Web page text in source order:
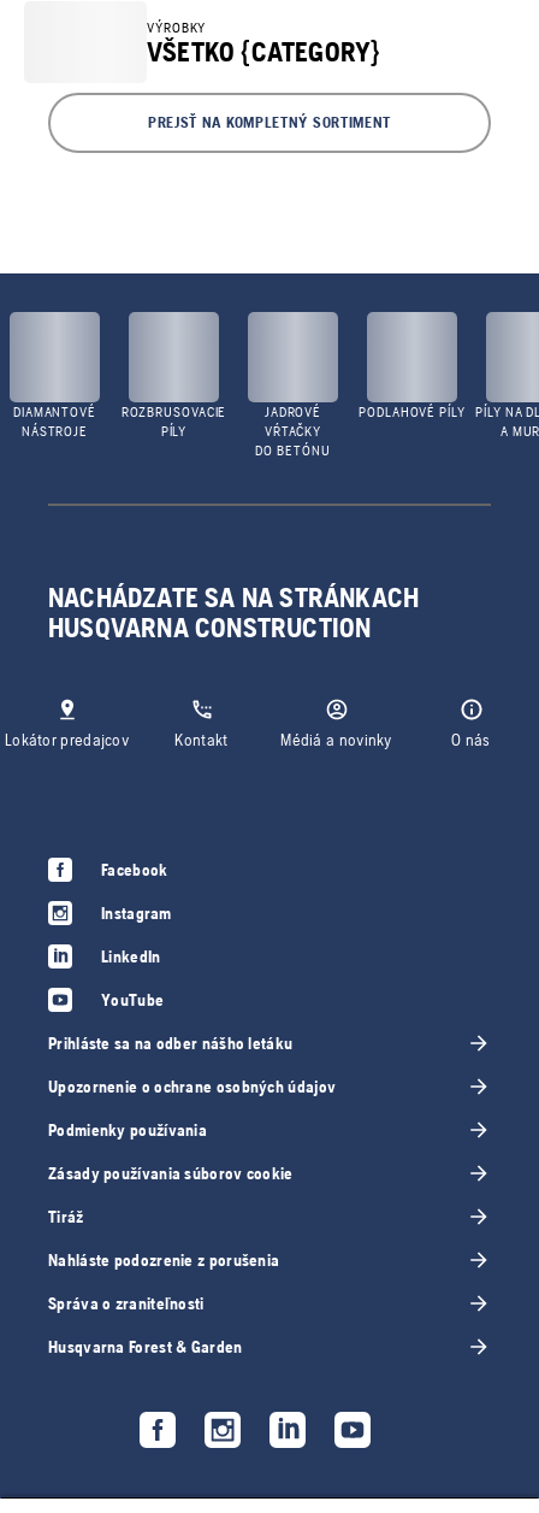
VÝROBKY
VŠETKO {CATEGORY}
PREJSŤ NA KOMPLETNÝ SORTIMENT
DIAMANTOVÉ
NÁSTROJE
ROZBRUSOVACIE
PÍLY
JADROVÉ
VŔTAČKY
DO BETÓNU
PODLAHOVÉ PÍLY
PÍLY NA
A
NACHÁDZATE SA NA STRÁNKACH
HUSQVARNA CONSTRUCTION
Lokátor predajcov Kontakt Médiá a novinky O nás
Facebook
Instagram
LinkedIn
YouTube
Prihláste sa na odber nášho letáku
Upozornenie o ochrane osobných údajov
Podmienky používania
Zásady používania súborov cookie
Tiráž
Nahláste podozrenie z porušenia
Správa o zraniteľnosti
Husqvarna Forest & Garden